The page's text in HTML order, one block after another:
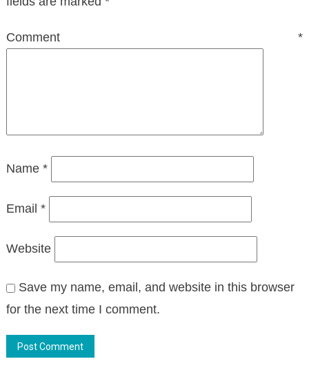
Comment*
Name *
Email *
Website
Save my name, email, and website in this browser
for the next time I comment.